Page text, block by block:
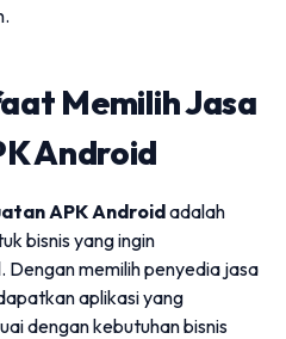
Memilih Jasa
Android
APK Androidadalah
bisnis yang ingin
memilih penyedia jasa
aplikasi yang
dengan kebutuhan bisnis